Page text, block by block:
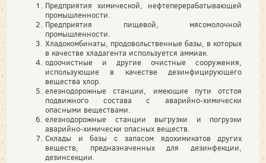
Предприятия химической, нефтеперерабатывающей
промышленности.
Предприятия пищевой, мясомолочной
промышленности.
Хладокомбинаты, продовольственные базы, в которых
в качестве хладагента используется аммиак.
одоочистные и другие очистные сооружения,
использующие в качестве дезинфицирующего
вещества хлор.
елезнодорожные станции, имеющие пути отстоя
подвижного состава с аварийно-химически
опасными веществами.
елезнодорожные станции выгрузки и погрузки
аварийно-химически опасных веществ.
Склады и базы с запасом ядохимикатов других
веществ, предназначенных для дезинфекции,
дезинсекции.